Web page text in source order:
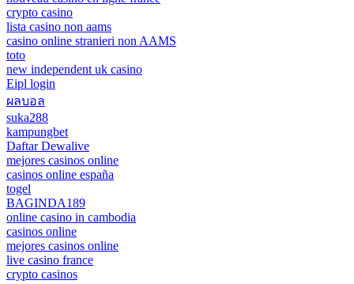
crypto casino
lista casino non aams
casino online stranieri non AAMS
toto
new independent uk casino
Eipl login
ผลบอล
suka288
kampungbet
Daftar Dewalive
mejores casinos online
casinos online españa
togel
BAGINDA189
online casino in cambodia
casinos online
mejores casinos online
live casino france
crypto casinos